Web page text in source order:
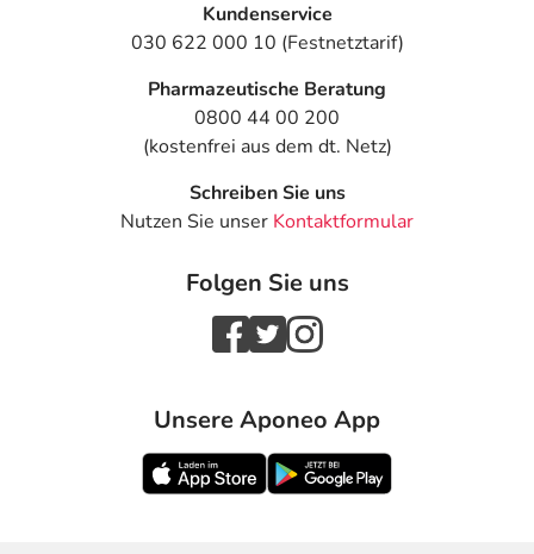
Kundenservice
030 622 000 10 (Festnetztarif)
Pharmazeutische Beratung
0800 44 00 200
(kostenfrei aus dem dt. Netz)
Schreiben Sie uns
Nutzen Sie unser Kontaktformular
Folgen Sie uns
Unsere Aponeo App